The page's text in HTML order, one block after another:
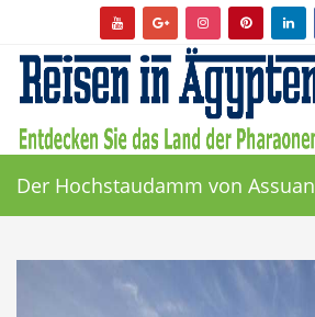
Der Hochstaudamm von Assuan